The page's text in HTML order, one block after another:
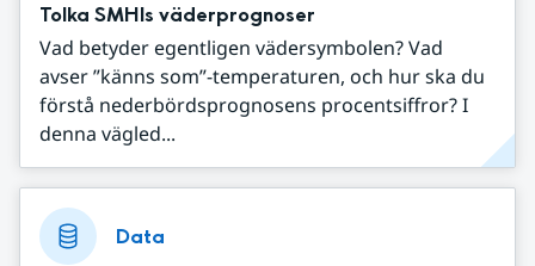
Tolka SMHIs väderprognoser
Vad betyder egentligen vädersymbolen? Vad
avser ”känns som”-temperaturen, och hur ska du
förstå nederbördsprognosens procentsiffror? I
denna vägled...
Data